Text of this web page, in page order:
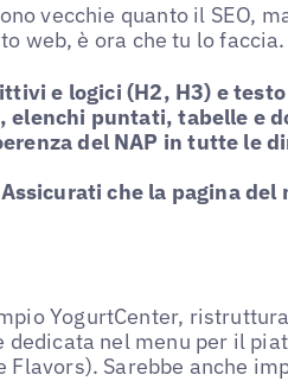
vecchie quanto il SEO,
web, è ora che tu lo faccia.
e logici (H2, H3) e
elenchi puntati, tabelle e
del NAP in tutte le
Assicurati che la pagina
YogurtCenter,
dedicata nel menu per il
Flavors). Sarebbe anche